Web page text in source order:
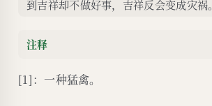
到吉祥却不做好事，吉祥反会变成灾祸。
注释
[1]：一种猛禽。